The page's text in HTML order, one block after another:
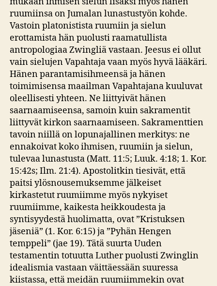
ruumiinsa on Jumalan lunastustyön kohde.
Vastoin platonistista ruumiin ja sielun
erottamista hän puolusti raamatullista
antropologiaa Zwingliä vastaan. Jeesus ei ollut
vain sielujen Vapahtaja vaan myös hyvä lääkäri.
Hänen parantamisihmeensä ja hänen
toimimisensa maailman Vapahtajana kuuluvat
oleellisesti yhteen. Ne liittyivät hänen
saarnaamiseensa, samoin kuin sakramentit
liittyvät kirkon saarnaamiseen. Sakramenttien
tavoin niillä on lopunajallinen merkitys: ne
ennakoivat koko ihmisen, ruumiin ja sielun,
tulevaa lunastusta (Matt. 11:5; Luuk. 4:18; 1. Kor.
15:42s; Ilm. 21:4). Apostolitkin tiesivät, että
paitsi ylösnousemuksemme jälkeiset
kirkastetut ruumiimme myös nykyiset
ruumiimme, kaikesta heikkoudesta ja
syntisyydestä huolimatta, ovat ”Kristuksen
jäseniä” (1. Kor. 6:15) ja ”Pyhän Hengen
temppeli” (jae 19). Tätä suurta Uuden
testamentin totuutta Luther puolusti Zwinglin
idealismia vastaan väittäessään suuressa
kiistassa, että meidän ruumiimmekin ovat